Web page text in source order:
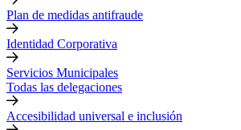
Plan de medidas antifraude
Identidad Corporativa
Servicios Municipales
Todas las delegaciones
Accesibilidad universal e inclusión